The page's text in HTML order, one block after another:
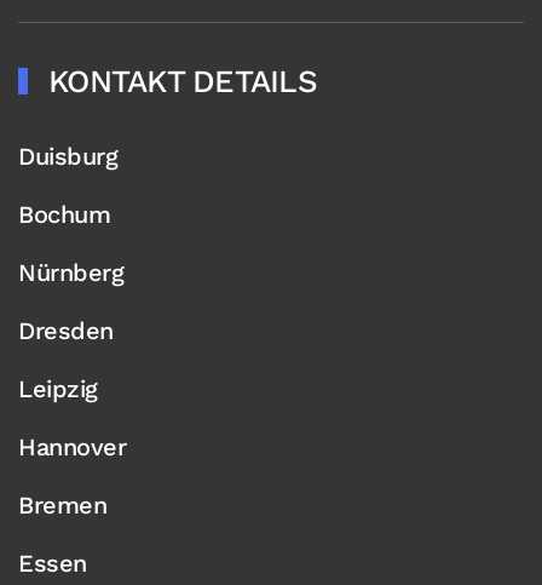
KONTAKT DETAILS
Duisburg
Bochum
Nürnberg
Dresden
Leipzig
Hannover
Bremen
Essen